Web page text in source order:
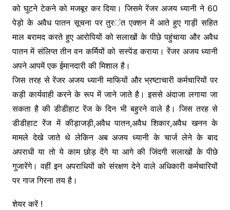
को घुटने टेकने को मजबूर कर दिया। जिसमे रेंजर अजय ध्यानी ने 60
पेड़ो के अवैध पातन सूचना पर तुरंत एक्शन में आते हुए गाड़ी सहित
माल बरामद करते हुए आरोपियों को सलाखों के पीछे पहुंचाया और अवैध
पातन में संलिप्त तीन वन कर्मियों को सस्पेंड कराया। रेंजर अजय ध्यानी
अपने आपमें एक ईमानदारी की मिशाल है।
जिस तरह से रेंजर अजय ध्यानी माफियों और भ्रष्टाचारी कर्मचारियों पर
कड़ी कार्यवाही करने के रूप में जाने जाते है। इससे अंदाजा लगाया जा
सकता है की डीडीहाट रेंज के दिन भी बहुरने वाले है। जिस तरह से
डीडीहाट रेंज में कीड़ाजड़ी,अवैध पातन,अवैध शिकार,अवैध खनन के
मामले देखे जाते थे लेकिन अब अजय ध्यानी के चार्ज लेने के बाद
अपराधी या तो ये काम छोड़ देंगे या आगे की जिंदगी सलाखों के पीछे
गुजारेंगे। वहीं इन अपराधियों को संरक्षण देने वाले अधिकारी कर्मचारियों
पर गाज गिरना तय है।
शेयर करें !